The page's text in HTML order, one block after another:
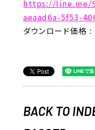
https://line.me/
aeaad6a-5f53-
ダウンロード価格
BACK TO